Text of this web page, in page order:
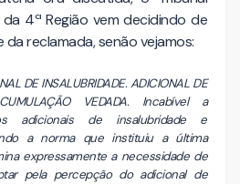
4ª Região vem decidindo de
reclamada, senão vejamos:
DE INSALUBRIDADE. ADICIONAL DE
VEDADA. Incabível a
adicionais de insalubridade e
a norma que instituiu a última
expressamente a necessidade de
pela percepção do adicional de